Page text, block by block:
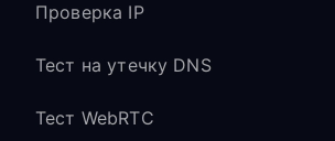
Проверка IP
Тест на утечку DNS
Тест WebRTC